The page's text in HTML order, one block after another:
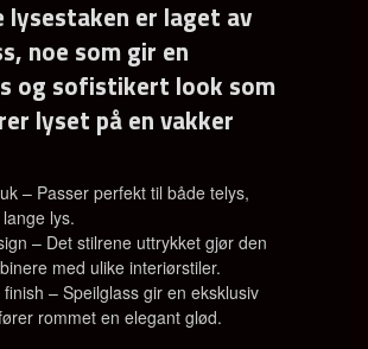
lysestaken er laget av
noe som gir en
og sofistikert look som
lyset på en vakker
– Passer perfekt til både telys,
lys.
– Det stilrene uttrykket gjør den
med ulike interiørstiler.
– Speilglass gir en eksklusiv
rommet en elegant glød.